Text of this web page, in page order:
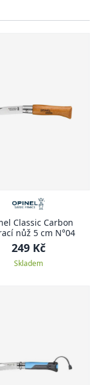
Classic Carbon
nůž 5 cm N°04
249 Kč
Skladem